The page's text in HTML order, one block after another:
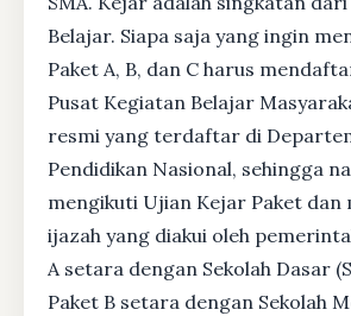
Belajar. Siapa saja yang ingin
Paket A, B, dan C harus
Pusat Kegiatan Belajar
resmi yang terdaftar di
Pendidikan Nasional, sehingga
mengikuti Ujian Kejar Paket dan
ijazah yang diakui oleh
A setara dengan Sekolah Dasar
Paket B setara dengan Sekolah